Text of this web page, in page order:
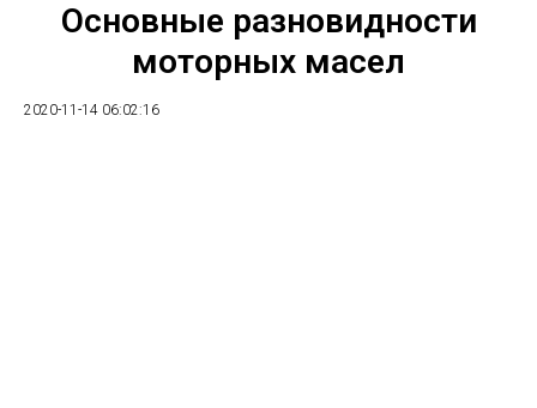
Основные разновидности
моторных масел
2020-11-14 06:02:16